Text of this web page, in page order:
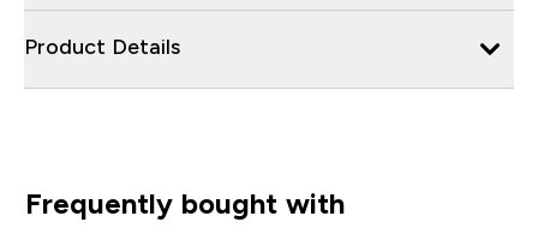
Product Details
Frequently bought with